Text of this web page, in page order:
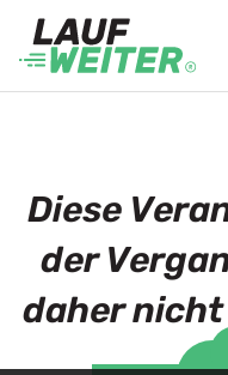
Diese
der
daher